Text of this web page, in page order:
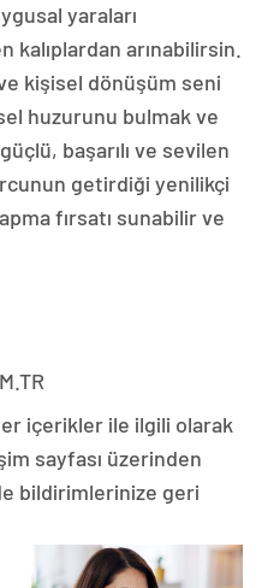
yaraları
arınabilirsin.
kişisel dönüşüm seni
huzurunu bulmak ve
başarılı ve sevilen
getirdiği yenilikçi
fırsatı sunabilir ve
içerikler ile ilgili olarak
sayfası üzerinden
bildirimlerinize geri